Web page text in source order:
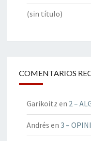
(sin título)
COMENTARIOS
Garikoitz en 2 –
Andrés en 3 –